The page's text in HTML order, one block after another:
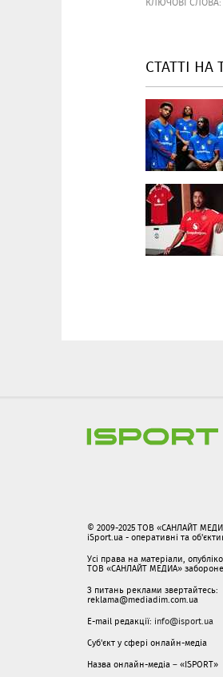
СТАТТІ НА
© 2009-2025 ТОВ «САНЛАЙТ
iSport.ua - оперативні та
Усі права на матеріали,
ТОВ «САНЛАЙТ МЕДИА»
З питань реклами звертайтесь:
reklama@mediadim.com.ua
E-mail редакції: info@isport.ua
Суб'єкт у сфері онлайн-медіа
Назва онлайн-медіа – «ISPORT»